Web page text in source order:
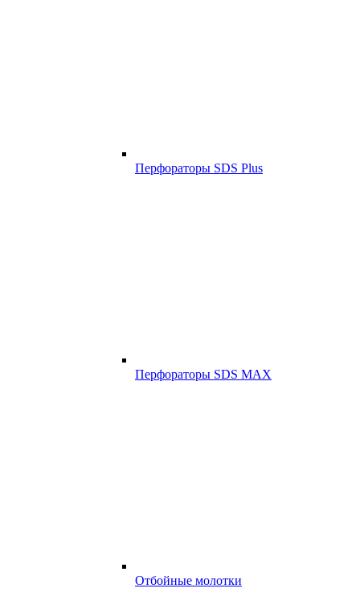
Перфораторы SDS Plus
Перфораторы SDS MAX
Отбойные молотки